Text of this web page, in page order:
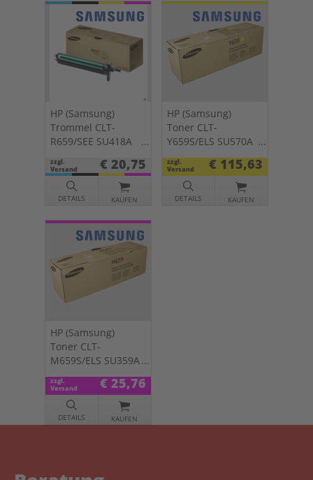
HP (Samsung)
Trommel CLT-
R659/SEE SU418A
zzgl.
Versand
€ 20,75
DETAILS KAUFEN
HP (Samsung)
Toner CLT-
Y659S/ELS SU570A
yellow
zzgl.
Versand
€ 115,63
DETAILS KAUFEN
HP (Samsung)
Toner CLT-
M659S/ELS SU359A
magenta
zzgl.
Versand
€ 25,76
DETAILS KAUFEN